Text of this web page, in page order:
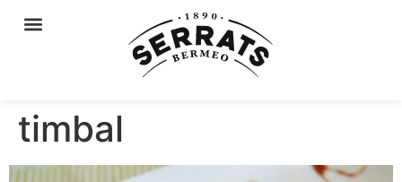
timbal